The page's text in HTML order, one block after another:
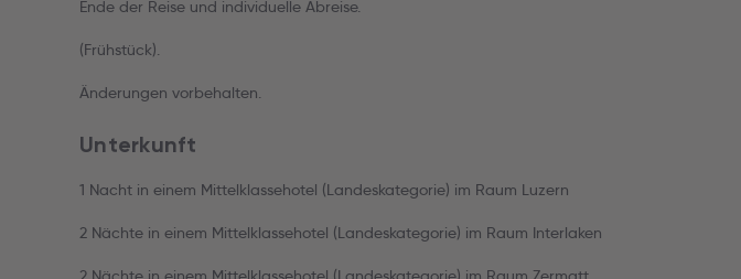
Ende der Reise und individuelle Abreise.
(Frühstück).
Änderungen vorbehalten.
Unterkunft
1 Nacht in einem Mittelklassehotel (Landeskategorie) im Raum Luzern
2 Nächte in einem Mittelklassehotel (Landeskategorie) im Raum Interlaken